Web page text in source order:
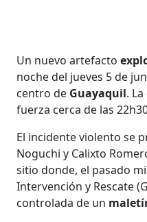
Un nuevo artefacto
noche del jueves 5 de
centro de Guayaquil.
fuerza cerca de las
El incidente violento se
Noguchi y Calixto
sitio donde, el pasado
Intervención y Rescate
controlada de un